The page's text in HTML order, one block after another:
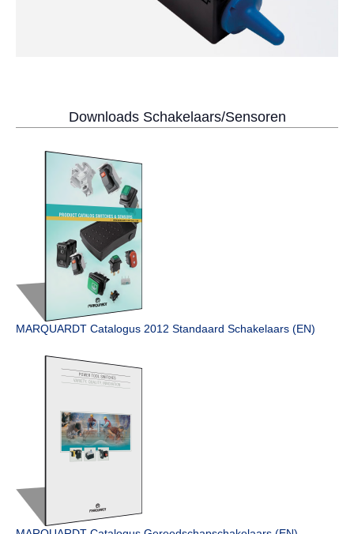
Downloads Schakelaars/Sensoren
MARQUARDT Catalogus 2012 Standaard Schakelaars (EN)